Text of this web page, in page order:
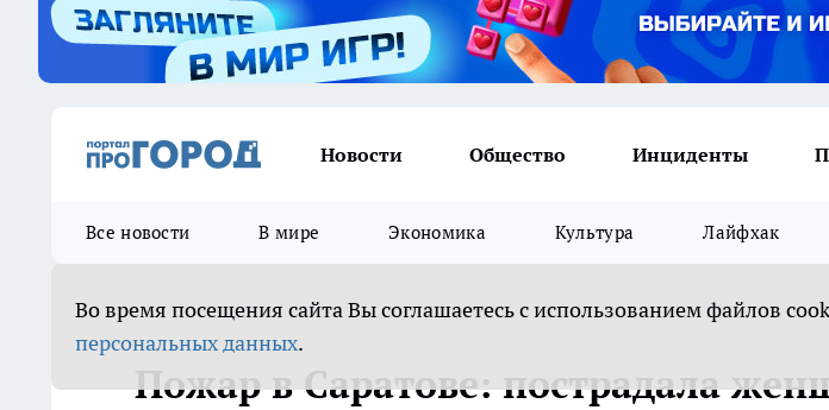
Новости Общество Инциденты
Все новости В мире Экономика Культура Лайфхак
Во время посещения сайта Вы соглашаетесь с использованием файлов
персональных данных.
Пожар в Саратове: пострадала